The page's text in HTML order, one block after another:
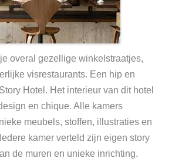
overal gezellige winkelstraatjes,
visrestaurants. Een hip en
Hotel. Het interieur van dit hotel
en chique. Alle kamers
meubels, stoffen, illustraties en
kamer verteld zijn eigen story
de muren en unieke inrichting.